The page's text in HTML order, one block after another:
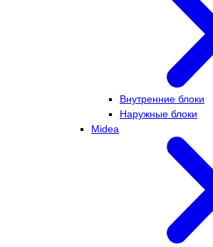
Внутренние блоки
Наружные блоки
Midea